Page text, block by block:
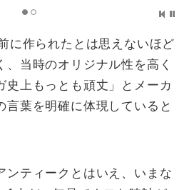
に作られたとは思えないほど
、当時のオリジナル性を高く
史上もっとも頑丈」とメーカ
言葉を明確に体現していると
ンティークとはいえ、いまな